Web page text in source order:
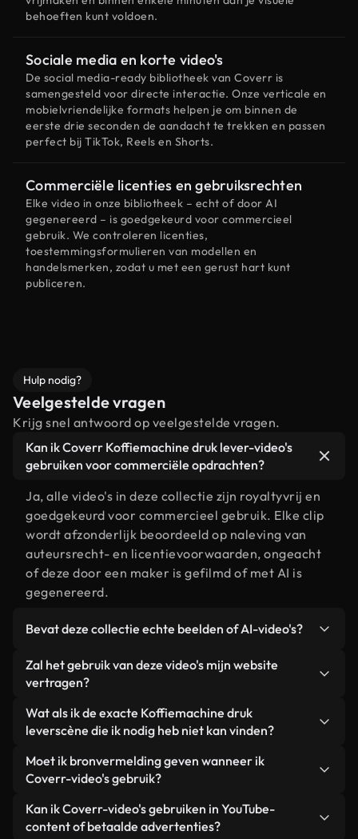
behoeften kunt voldoen.
Sociale media en korte video's
De social media-ready bibliotheek van Coverr is
samengesteld voor directe interactie. Onze verticale en
mobielvriendelijke formats helpen je om binnen de
eerste drie seconden de aandacht te trekken en passen
perfect bij TikTok, Reels en Shorts.
Commerciële licenties en gebruiksrechten
Elke video in onze bibliotheek – echt of door AI
gegenereerd – is goedgekeurd voor commercieel
gebruik. We controleren licenties,
toestemmingsformulieren van modellen en
handelsmerken, zodat u met een gerust hart kunt
publiceren.
Hulp nodig?
Veelgestelde vragen
Krijg snel antwoord op veelgestelde vragen.
Kan ik Coverr Koffiemachine druk lever-video's
gebruiken voor commerciële opdrachten?
Ja, alle video's in deze collectie zijn royaltyvrij en
goedgekeurd voor commercieel gebruik. Elke clip
wordt afzonderlijk beoordeeld op naleving van
auteursrecht- en licentievoorwaarden, ongeacht
of deze door een maker is gefilmd of met AI is
gegenereerd.
Bevat deze collectie echte beelden of AI-video's?
Beide. Dit is een hybride bibliotheek die bestaat
uit echte, door mensen gefilmde beelden van
gegenereerde video's. Elke video is duidelijk
gelabeld, zodat je altijd weet wat je gebruikt.
Zal het gebruik van deze video's mijn website
vertragen?
Niet als u voor onze geoptimaliseerde versies
kiest. Wij bieden lichtgewicht, webklare formaten
achtergrond. Zo blijft de kwaliteit hoog, worden de
laadtijden geminimaliseerd en worden
statistieken zoals LCP verbeterd.
Wat als ik de exacte Koffiemachine druk
leverscène die ik nodig heb niet kan vinden?
Met Coverr AI Studio maak je direct een video.
Beschrijf de scène – bijvoorbeeld "Koffiemachine
genereert binnen enkele seconden een
gepersonaliseerde video die voldoet aan onze
Moet ik bronvermelding geven wanneer ik
Coverr-video's gebruik?
Naamsvermelding is niet vereist. Alle video's in
onze stockbibliotheek zijn royaltyvrij en kunnen
Kan ik Coverr-video's gebruiken in YouTube-
content of betaalde advertenties?